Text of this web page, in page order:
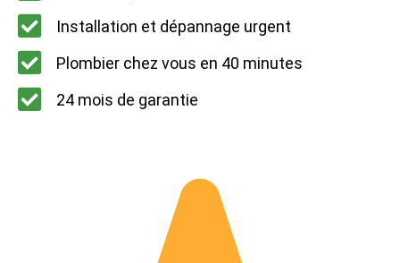
Installation et dépannage urgent
Plombier chez vous en 40 minutes
24 mois de garantie